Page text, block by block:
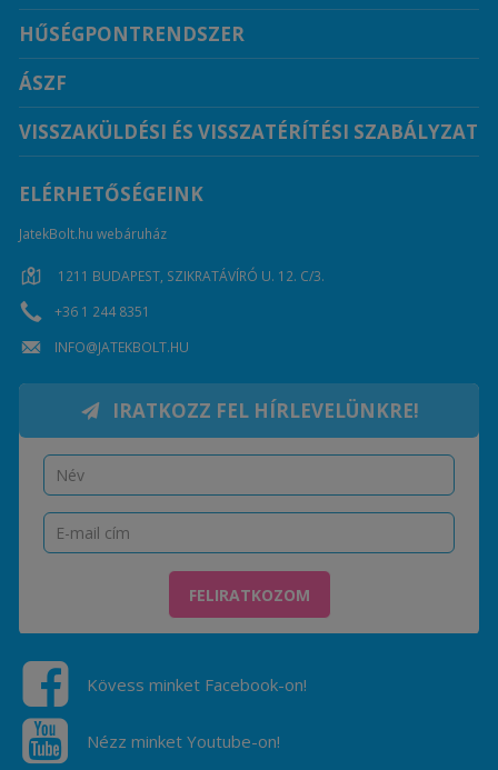
HŰSÉGPONTRENDSZER
ÁSZF
VISSZAKÜLDÉSI ÉS VISSZATÉRÍTÉSI SZABÁLYZAT
ELÉRHETŐSÉGEINK
JatekBolt.hu webáruház
1211 BUDAPEST, SZIKRATÁVÍRÓ U. 12. C/3.
+36 1 244 8351
INFO@JATEKBOLT.HU
IRATKOZZ FEL HÍRLEVELÜNKRE!
FELIRATKOZOM
Kövess minket Facebook-on!
Nézz minket Youtube-on!